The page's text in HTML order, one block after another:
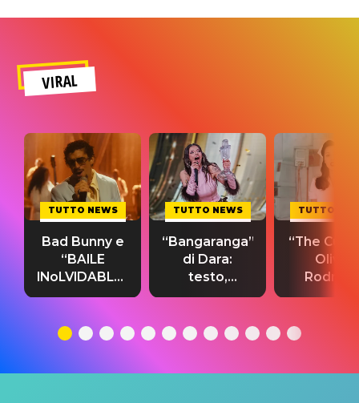
VIRAL
TUTTO NEWS
Bad Bunny e
“BAILE
INoLVIDABLE”:
testo,
significato
TUTTO NEWS
“Bangaranga”
di Dara:
testo,
traduzione e
del singolo
TUTTO
“The
Olivia
testo,